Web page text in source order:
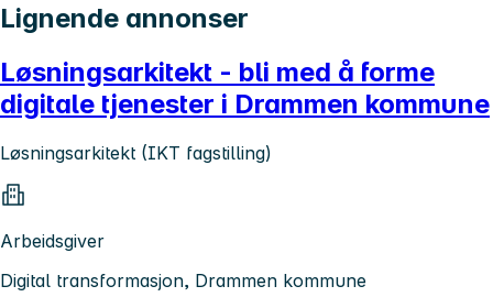
Lignende annonser
Løsningsarkitekt - bli med å forme
digitale tjenester i Drammen kommune
Løsningsarkitekt (IKT fagstilling)
Arbeidsgiver
Digital transformasjon, Drammen kommune